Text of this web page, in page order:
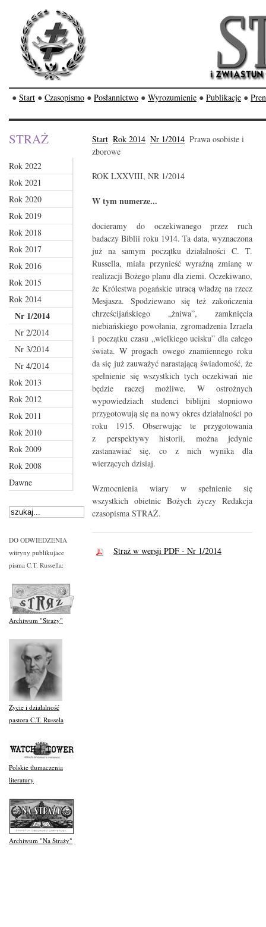
● Start ● Czasopismo ● Posłannictwo ● Wyrozumienie ● Publikacje ●
STRAŻ
Rok 2022
Rok 2021
Rok 2020
Rok 2019
Rok 2018
Rok 2017
Rok 2016
Rok 2015
Rok 2014
Nr 1/2014
Nr 2/2014
Nr 3/2014
Nr 4/2014
Rok 2013
Rok 2012
Rok 2011
Rok 2010
Rok 2009
Rok 2008
Dawne
DO ODWIEDZENIA
witryny publikujace
pisma C.T. Russella:
Archiwum "Straży"
Życie i działalność
pastora C.T. Russela
Polskie tłumaczenia
literatury
Archiwum "Na Straży"
Start Rok 2014 Nr 1/2014 Prawa osobiste i
zborowe
ROK LXXVIII, NR 1/2014
W tym numerze...
docieramy do oczekiwanego przez ruch
badaczy Biblii roku 1914. Ta data, wyznaczona
już na samym początku działalności C. T.
Russella, miała przynieść wyraźną zmianę w
realizacji Bożego planu dla ziemi. Oczekiwano,
że Królestwa pogańskie utracą władzę na rzecz
Mesjasza. Spodziewano się też zakończenia
chrześcijańskiego „żniwa”, zamknięcia
niebiańskiego powołania, zgromadzenia Izraela
i początku czasu „wielkiego ucisku” dla całego
świata. W progach owego znamiennego roku
da się już zauważyć narastającą świadomość, że
spełnienie się wszystkich tych oczekiwań nie
będzie raczej możliwe. W ostrożnych
wypowiedziach studenci biblijni stopniowo
przygotowują się na nowy okres działalności po
roku 1915. Obserwując te przygotowania
z perspektywy historii, można jedynie
zastanawiać się, co z nich wynika dla
wierzących dzisiaj.
Wzmocnienia wiary w spełnienie się
wszystkich obietnic Bożych życzy Redakcja
czasopisma STRAŻ.
Straż w wersji PDF - Nr 1/2014